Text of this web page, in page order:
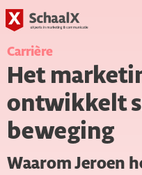
Carrière
Het
ontwikkelt
beweging
Waarom Jeroen